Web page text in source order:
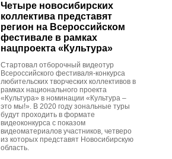
Четыре новосибирских
коллектива представят
регион на Всероссийском
фестивале в рамках
нацпроекта «Культура»
Стартовал отборочный видеотур
Всероссийского фестиваля-конкурса
любительских творческих коллективов в
рамках национального проекта
«Культура» в номинации «Культура –
это мы!». В 2020 году зональные туры
будут проходить в формате
видеоконкурса с показом
видеоматериалов участников, четверо
из которых представят Новосибирскую
область.